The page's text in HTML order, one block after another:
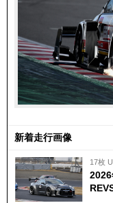
新着走行画像
17枚